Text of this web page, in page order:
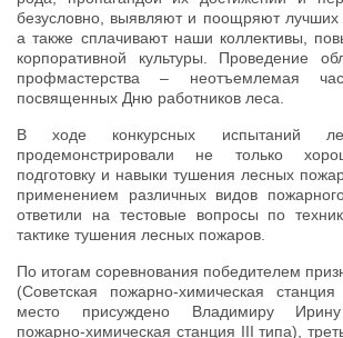
безусловно, выявляют и поощряют лучших
а также сплачивают наши коллективы,
корпоративной культуры. Проведение
профмастерства – неотъемлемая
посвященных Дню работников леса.
В ходе конкурсных испытаний
продемонстрировали не только
подготовку и навыки тушения лесных
применением различных видов
ответили на тестовые вопросы по
тактике тушения лесных пожаров.
По итогам соревнования победителем
(Советская пожарно-химическая
место присуждено Владимиру Ирину
пожарно-химическая станция III типа),